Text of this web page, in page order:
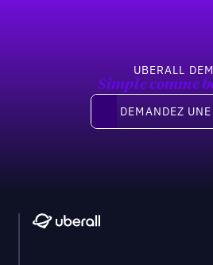
UBERALL
Simple comme
Demandez une
DEMANDEZ